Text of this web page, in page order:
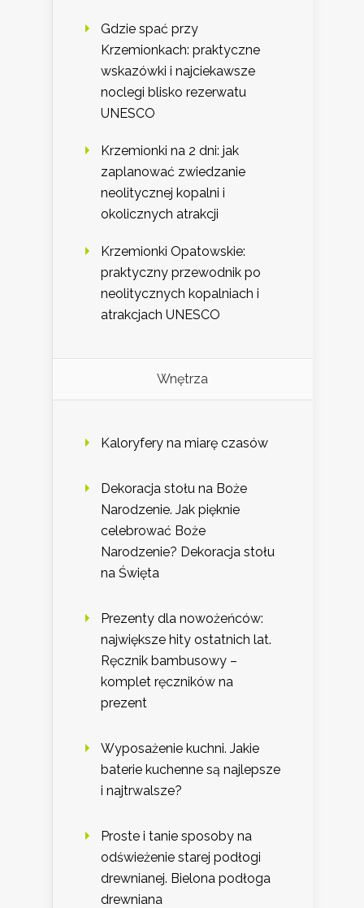
Gdzie spać przy
Krzemionkach: praktyczne
wskazówki i najciekawsze
noclegi blisko rezerwatu
UNESCO
Krzemionki na 2 dni: jak
zaplanować zwiedzanie
neolitycznej kopalni i
okolicznych atrakcji
Krzemionki Opatowskie:
praktyczny przewodnik po
neolitycznych kopalniach i
atrakcjach UNESCO
Wnętrza
Kaloryfery na miarę czasów
Dekoracja stołu na Boże
Narodzenie. Jak pięknie
celebrować Boże
Narodzenie? Dekoracja stołu
na Święta
Prezenty dla nowożeńców:
największe hity ostatnich lat.
Ręcznik bambusowy –
komplet ręczników na
prezent
Wyposażenie kuchni. Jakie
baterie kuchenne są najlepsze
i najtrwalsze?
Proste i tanie sposoby na
odświeżenie starej podłogi
drewnianej. Bielona podłoga
drewniana